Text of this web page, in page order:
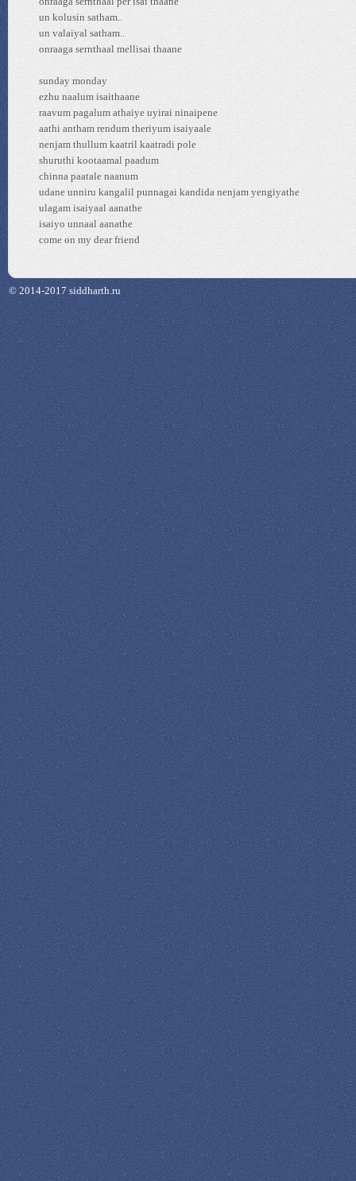
un kolusin satham..
un valaiyal satham..
onraaga sernthaal mellisai thaane
sunday monday
ezhu naalum isaithaane
raavum pagalum athaiye uyirai ninaipene
aathi antham rendum theriyum isaiyaale
nenjam thullum kaatril kaatradi pole
shuruthi kootaamal paadum
chinna paatale naanum
udane unniru kangalil punnagai kandida nenjam yengiyathe
ulagam isaiyaal aanathe
isaiyo unnaal aanathe
come on my dear friend
© 2014-2017 siddharth.ru